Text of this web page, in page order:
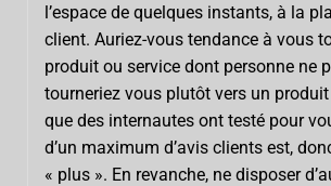
l’espace de quelques instants, à la
client. Auriez-vous tendance à vous
produit ou service dont personne ne
tourneriez vous plutôt vers un
que des internautes ont testé pour
d’un maximum d’avis clients est,
« plus ». En revanche, ne disposer